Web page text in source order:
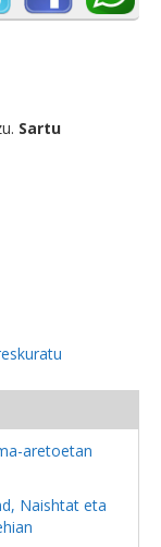
Sartu
aretoetan
Naishtat eta